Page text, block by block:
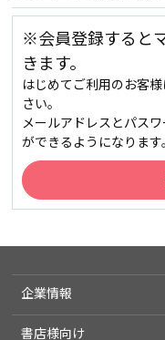
※会員登録すると
きます。
はじめてご利用のお客
さい。
メールアドレスとパス
ができるようになります。
企業情報
書店様向け